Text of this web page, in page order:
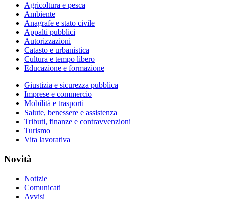
Agricoltura e pesca
Ambiente
Anagrafe e stato civile
Appalti pubblici
Autorizzazioni
Catasto e urbanistica
Cultura e tempo libero
Educazione e formazione
Giustizia e sicurezza pubblica
Imprese e commercio
Mobilità e trasporti
Salute, benessere e assistenza
Tributi, finanze e contravvenzioni
Turismo
Vita lavorativa
Novità
Notizie
Comunicati
Avvisi